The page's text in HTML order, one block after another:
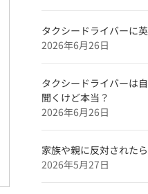
タクシードライバーに
2026年6月26日
タクシードライバーは
聞くけど本当？
2026年6月26日
家族や親に反対された
2026年5月27日